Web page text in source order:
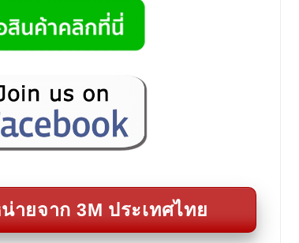
ายจาก 3M ประเทศไทย